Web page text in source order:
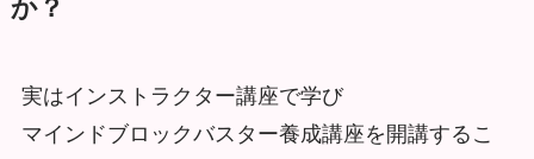
か？
実はインストラクター講座で学び
マインドブロックバスター養成講座を開講するこ